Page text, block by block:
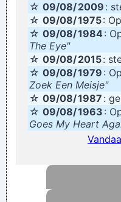
☆ 09/08/2009 :
☆ 09/08/1975:
☆ 09/08/1984 :
The Eye"
☆ 09/08/2015:
☆ 09/08/1979 :
Zoek Een Meisje"
☆ 09/08/1987 :
☆ 09/08/1963 :
Goes My Heart